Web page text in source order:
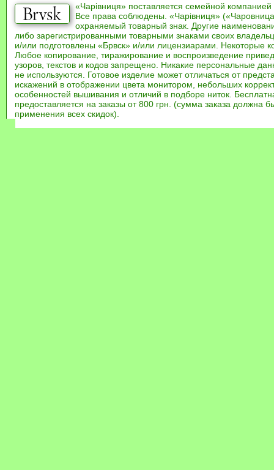
«Чарівниця» поставляется семейной компанией
Все права соблюдены. «Чарівниця»
охраняемый товарный знак. Другие
либо зарегистрированными товарными знаками своих
и/или подготовлены «Брвск» и/или лицензиарами. Некоторые
Любое копирование, тиражирование и воспроизведение
узоров, текстов и кодов запрещено. Никакие персональные
не используются. Готовое изделие может отличаться от
искажений в отображении цвета монитором, небольших
особенностей вышивания и отличий в подборе ниток.
предоставляется на заказы от 800 грн. (сумма заказа должна
применения всех скидок).